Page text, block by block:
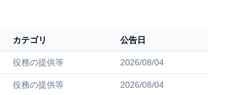
カテゴリ 公告日
役務の提供等 2026/08/04
役務の提供等 2026/08/04